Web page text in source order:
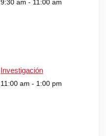
9:30 am - 11:00 am
Investigación
11:00 am - 1:00 pm